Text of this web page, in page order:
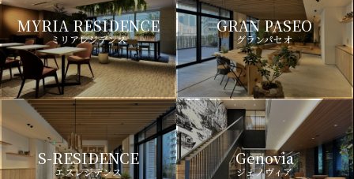
MYRIA RESIDENCE
ミリアレジデンス
GRAN PASEO
グランパセオ
S-RESIDENCE
エスレジデンス
Genovia
ジェノヴィア